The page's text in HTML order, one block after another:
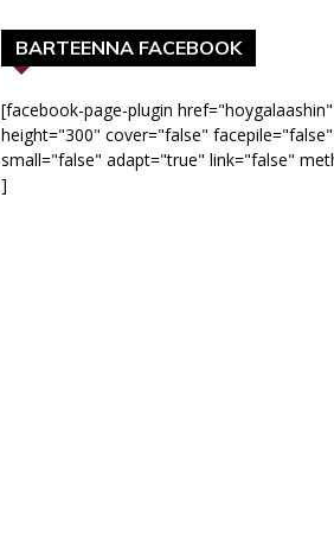
BARTEENNA FACEBOOK
[facebook-page-plugin
height="300" cover="false"
small="false" adapt="true" link="false"
]